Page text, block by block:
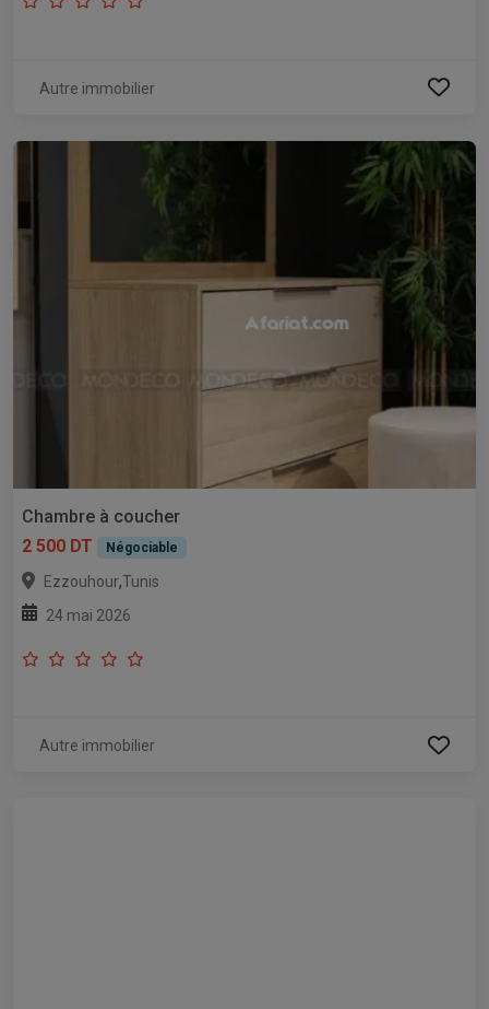
Autre immobilier
Chambre à coucher
2 500 DT
Négociable
Ezzouhour,Tunis
24 mai 2026
Autre immobilier